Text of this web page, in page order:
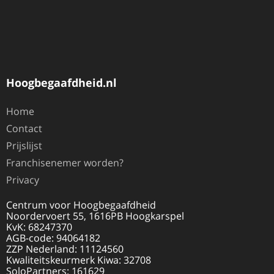
Hoogbegaafdheid.nl
Home
Contact
Prijslijst
Franchisenemer worden?
Privacy
Centrum voor Hoogbegaafdheid
Noordervoert 55, 1616PB Hoogkarspel
KvK: 68247370
AGB-code: 94064182
ZZP Nederland: 11124560
Kwaliteitskeurmerk Kiwa: 32708
SoloPartners: 161629